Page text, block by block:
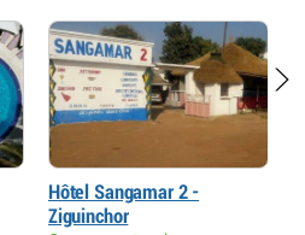
Hôtel Sangamar 2 -
Ziguinchor